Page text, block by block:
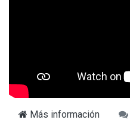
Más información